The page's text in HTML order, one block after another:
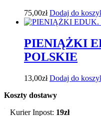
75,00zł Dodaj do
PIENIĄŻKI
POLSKIE
13,00zł Dodaj do
Koszty dostawy
Kurier Inpost: 19zł